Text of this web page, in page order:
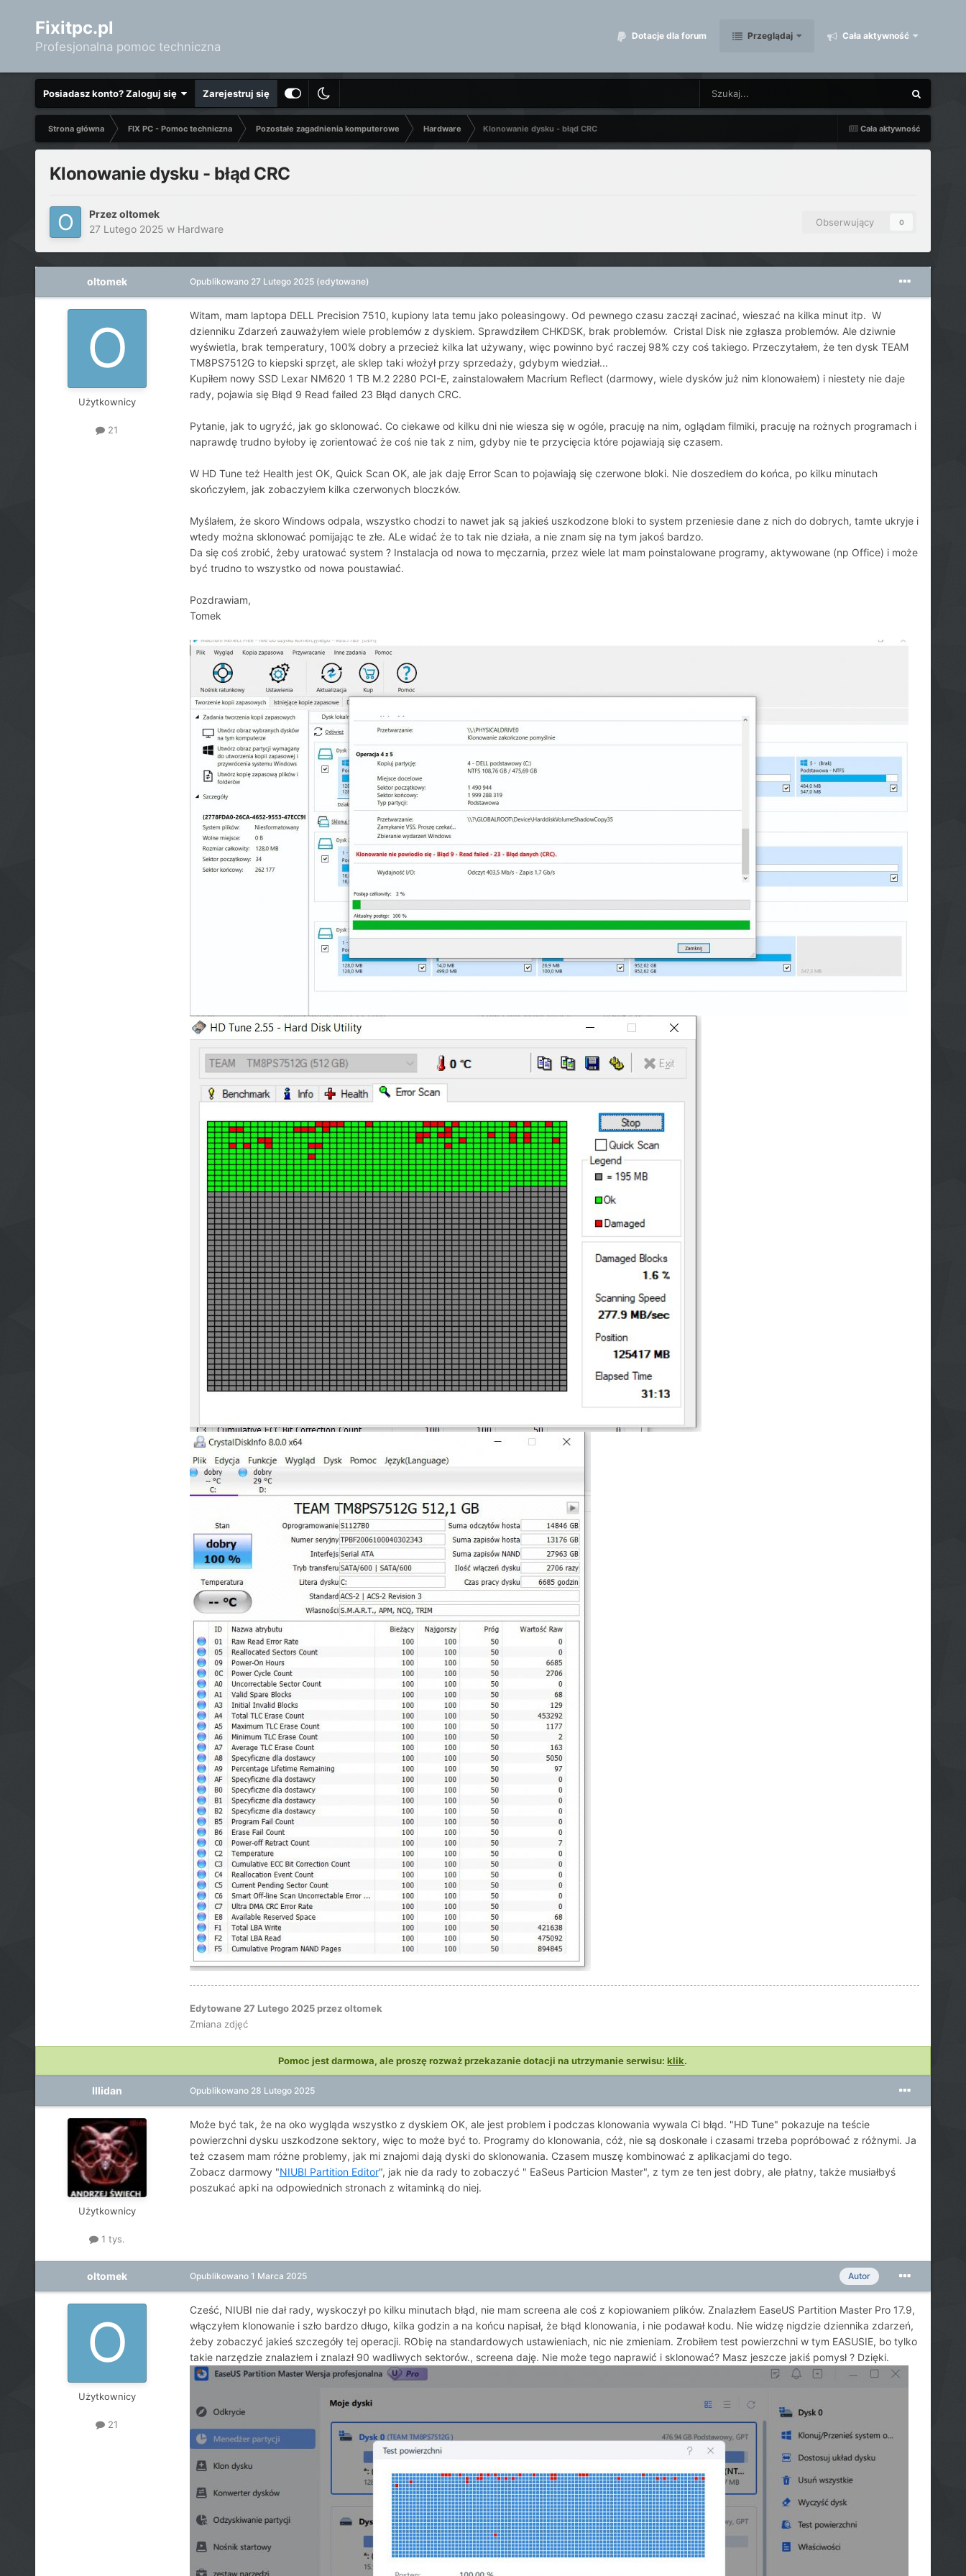
Fixitpc.pl
Profesjonalna pomoc techniczna
Dotacje dla forum Przeglądaj Cała aktywność
Posiadasz konto? Zaloguj się Zarejestruj się
Cała aktywność
Strona główna FIX PC - Pomoc techniczna Pozostałe zagadnienia komputerowe Hardware Klonowanie dysku - błąd CRC
Klonowanie dysku - błąd CRC
Przezoltomek
27 Lutego 2025 w Hardware
Obserwujący 0
oltomek
Użytkownicy
21
Opublikowano 27 Lutego 2025 (edytowane)
Witam, mam laptopa DELL Precision 7510, kupiony lata temu jako poleasingowy. Od pewnego czasu zaczął zacinać, wieszać na kilka minut itp. W
dzienniku Zdarzeń zauważyłem wiele problemów z dyskiem. Sprawdziłem CHKDSK, brak problemów. Cristal Disk nie zgłasza problemów. Ale dziwnie
wyświetla, brak temperatury, 100% dobry a przecież kilka lat używany, więc powinno być raczej 98% czy coś takiego. Przeczytałem, że ten dysk TEAM
TM8PS7512G to kiepski sprzęt, ale sklep taki włożył przy sprzedaży, gdybym wiedział...
Kupiłem nowy SSD Lexar NM620 1 TB M.2 2280 PCI-E, zainstalowałem Macrium Reflect (darmowy, wiele dysków już nim klonowałem) i niestety nie daje
rady, pojawia się Błąd 9 Read failed 23 Błąd danych CRC.
Pytanie, jak to ugryźć, jak go sklonować. Co ciekawe od kilku dni nie wiesza się w ogóle, pracuję na nim, oglądam filmiki, pracuję na rożnych programach i
naprawdę trudno byłoby ię zorientować że coś nie tak z nim, gdyby nie te przycięcia które pojawiają się czasem.
W HD Tune też Health jest OK, Quick Scan OK, ale jak daję Error Scan to pojawiają się czerwone bloki. Nie doszedłem do końca, po kilku minutach
skończyłem, jak zobaczyłem kilka czerwonych bloczków.
Myślałem, że skoro Windows odpala, wszystko chodzi to nawet jak są jakieś uszkodzone bloki to system przeniesie dane z nich do dobrych, tamte ukryje i
wtedy można sklonować pomijając te złe. ALe widać że to tak nie działa, a nie znam się na tym jakoś bardzo.
Da się coś zrobić, żeby uratować system ? Instalacja od nowa to męczarnia, przez wiele lat mam poinstalowane programy, aktywowane (np Office) i może
być trudno to wszystko od nowa poustawiać.
Pozdrawiam,
Tomek
Edytowane27 Lutego 2025przez oltomek
Zmiana zdjęć
Pomoc jest darmowa, ale proszę rozważ przekazanie dotacji na utrzymanie serwisu:klik.
Illidan
Użytkownicy
1 tys.
Opublikowano 28 Lutego 2025
Może być tak, że na oko wygląda wszystko z dyskiem OK, ale jest problem i podczas klonowania wywala Ci błąd. "HD Tune" pokazuje na teście
powierzchni dysku uszkodzone sektory, więc to może być to. Programy do klonowania, cóż, nie są doskonałe i czasami trzeba popróbować z różnymi. Ja
też czasem mam różne problemy, jak mi znajomi dają dyski do sklonowania. Czasem muszę kombinować z aplikacjami do tego.
Zobacz darmowy "NIUBI Partition Editor", jak nie da rady to zobaczyć " EaSeus Particion Master", z tym ze ten jest dobry, ale płatny, także musiałbyś
poszukać apki na odpowiednich stronach z witaminką do niej.
oltomek
Użytkownicy
21
Autor
Opublikowano 1 Marca 2025
Cześć, NIUBI nie dał rady, wyskoczył po kilku minutach błąd, nie mam screena ale coś z kopiowaniem plików. Znalazłem EaseUS Partition Master Pro 17.9,
włączyłem klonowanie i szło bardzo długo, kilka godzin a na końcu napisał, że błąd klonowania, i nie podawał kodu. Nie widzę nigdzie dziennika zdarzeń,
żeby zobaczyć jakieś szczegóły tej operacji. RObię na standardowych ustawieniach, nic nie zmieniam. Zrobiłem test powierzchni w tym EASUSIE, bo tylko
takie narzędzie znalazłem i znalazł 90 wadliwych sektorów., screena daję. Nie może tego naprawić i sklonować? Masz jeszcze jakiś pomysł ? Dzięki.